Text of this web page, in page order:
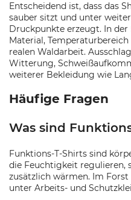
Entscheidend ist, dass das
sauber sitzt und unter
Druckpunkte erzeugt. In der
Material,
realen Waldarbeit.
Witterung,
weiterer Bekleidung wie
Häufige Fragen
Was sind
Funktions-T-Shirts sind
die Feuchtigkeit regulieren,
zusätzlich wärmen. Im
unter Arbeits- und